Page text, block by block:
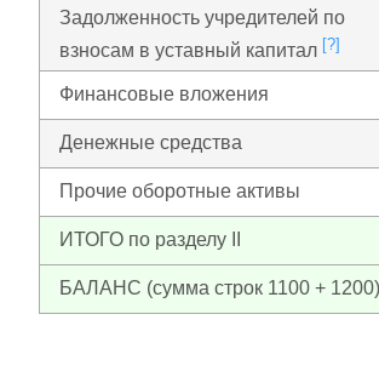
Задолженность учредителей по
взносам в уставный капитал [?]
Финансовые вложения
Денежные средства
Прочие оборотные активы
ИТОГО по разделу II
БАЛАНС (сумма строк 1100 + 1200)